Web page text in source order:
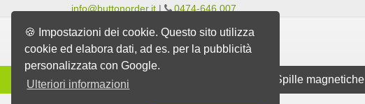
🍪 Impostazioni dei cookie. Questo sito utilizza
cookie ed elabora dati, ad es. per la pubblicità
personalizzata con Google.
Ulteriori informazioni
info@buttonorder.it | 0474-646 007
Gamma Spille magnetiche